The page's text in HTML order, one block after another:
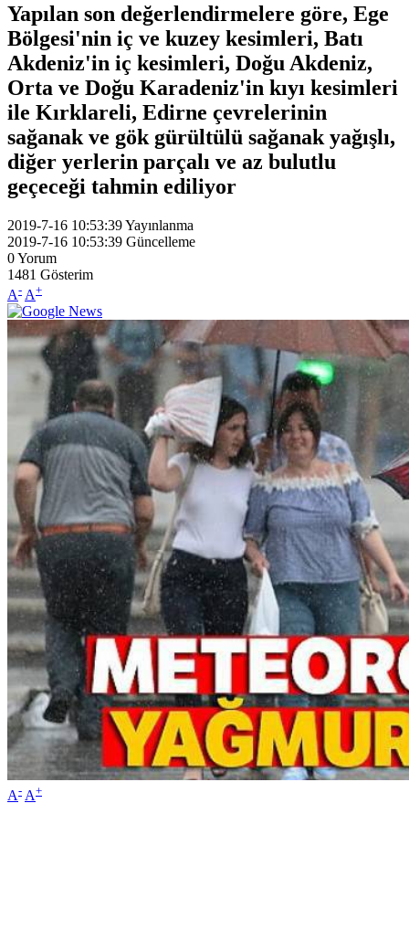
Yapılan son değerlendirmelere göre, Ege
Bölgesi'nin iç ve kuzey kesimleri, Batı
Akdeniz'in iç kesimleri, Doğu Akdeniz,
Orta ve Doğu Karadeniz'in kıyı kesimleri
ile Kırklareli, Edirne çevrelerinin
sağanak ve gök gürültülü sağanak yağışlı,
diğer yerlerin parçalı ve az bulutlu
geçeceği tahmin ediliyor
2019-7-16 10:53:39Yayınlanma
2019-7-16 10:53:39 Güncelleme
0Yorum
1481 Gösterim
A- A+
A- A+